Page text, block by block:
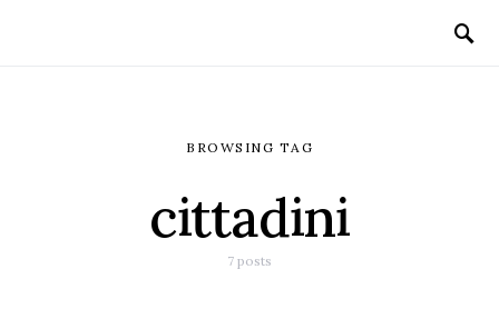
BROWSING TAG
cittadini
7 posts